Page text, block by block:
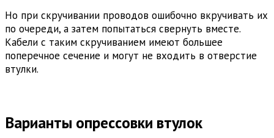
Но при скручивании проводов ошибочно вкручивать их
по очереди, а затем попытаться свернуть вместе.
Кабели с таким скручиванием имеют большее
поперечное сечение и могут не входить в отверстие
втулки.
Варианты опрессовки втулок